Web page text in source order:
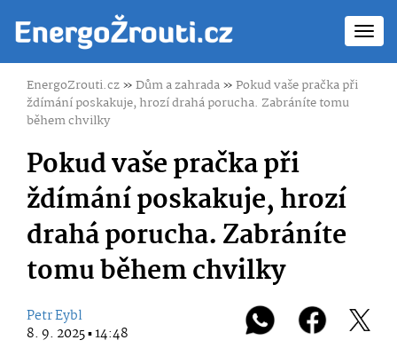
EnergoZrouti.cz»Dům a zahrada»Pokud vaše pračka při
ždímání poskakuje, hrozí drahá porucha. Zabráníte tomu
během chvilky
Pokud vaše pračka při
ždímání poskakuje, hrozí
drahá porucha. Zabráníte
tomu během chvilky
Petr Eybl
8. 9. 2025 ▪ 14:48